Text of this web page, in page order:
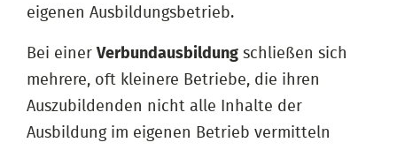
eigenen Ausbildungsbetrieb.
Bei einer Verbundausbildung schließen sich
mehrere, oft kleinere Betriebe, die ihren
Auszubildenden nicht alle Inhalte der
Ausbildung im eigenen Betrieb vermitteln